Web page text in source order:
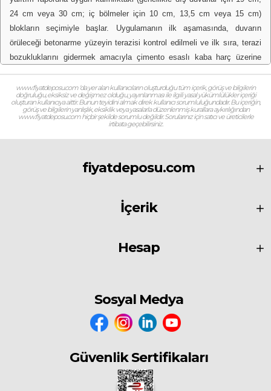
24 cm veya 30 cm; iç bölmeler için 10 cm, 13,5 cm veya 15 cm)
blokların seçimiyle başlar. Uygulamanın ilk aşamasında, duvarın
örüleceği betonarme yüzeyin terazisi kontrol edilmeli ve ilk sıra, terazi
bozukluklarını gidermek amacıyla çimento esaslı kaba harç üzerine
ipinde ve şakulünde dizilmelidir. Sonraki sıralarda ise "ince yatak" örme
tekniği kullanılarak, özel bimsbeton tutkallarının taraklı mala ile 1-3 mm
kalınlığında sürülmesi, ısı köprülerini minimize etmek için önemli
aşamalardan biridir. Bloklar yerleştirilirken dikey derzlerin birbirini en az
10 cm karşılamasına (bindirme kuralı) dikkat edilmelidir. Uygulama
kullanılmalı, üst kat kiriş birleşimlerinde ise yapısal hareketleri
poliüretan dolgu malzemesi ile kapatılmalıdır.
yapısı nedeniyle uygulama öncesinde hafifçe nemlendirilmesi yer alır;
kanalları ise bloğun taşıma kapasitesini zayıflatmayacak şekilde kanal
açma makineleri ile açılmalıdır. Isı yalıtım performansı baz alındığında,
bimsbetonun Lambda - ısı iletim katsayısı, yoğunluğuna ve boşluk
değerler, çoğu iklim bölgesinde bimsbeton duvarların ek bir mantolama
katmanına ihtiyaç duymadan (veya daha ince bir katmanla) enerji kimlik
www.fiyatdeposu.com ‘da yer alan kullanıcıların oluşturduğu tüm içerik, görüş ve bilgilerin
doğruluğu, eksiksiz ve değişmez olduğu, yayınlanması ile ilgili yasal yükümlülükler içeriği
oluşturan kullanıcıya aittir. Bunun teyidini almak direk kullanıcı sorumluluğundadır. Bu içeriğin,
görüş ve bilgilerin yanlışlık, eksiklik veya yasalarla düzenlenmiş kurallara aykırılığından
www.fiyatdeposu.com hiçbir şekilde sorumlu değildir. Sorularınız için satıcı ve üreticilerle
irtibata geçebilirsiniz.
fiyatdeposu.com
İçerik
Hesap
Sosyal Medya
Güvenlik Sertifikaları